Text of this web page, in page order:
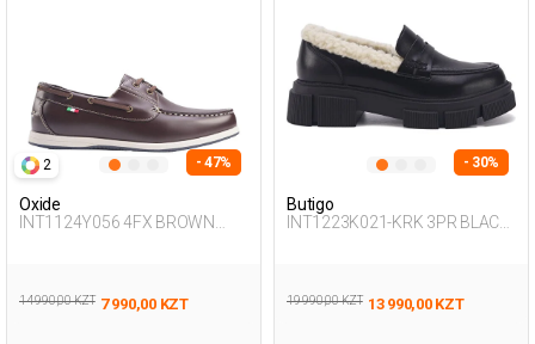
2 - 47%
Oxide
INT1124Y056 4FX BROWN
14 990,00 KZT 7 990,00 KZT
- 30%
Butigo
INT1223K021-KRK 3PR BLACK
19 990,00 KZT 13 990,00 KZT